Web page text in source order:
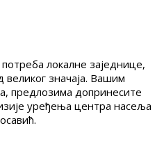
локалне заједнице,
великог значаја. Вашим
предлозима допринесите
уређења центра насеља